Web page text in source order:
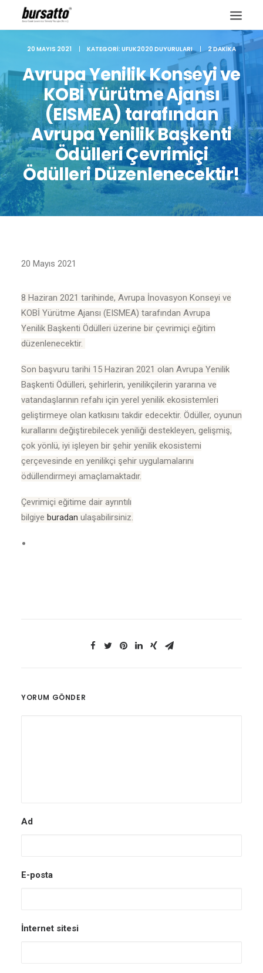
20 MAYIS 2021 | KATEGORI: UFUK2020 DUYURULARI | 2 DAKIKA
Avrupa Yenilik Konseyi ve
KOBİ Yürütme Ajansı
(EISMEA) tarafından
Avrupa Yenilik Başkenti
Ödülleri Çevrimiçi
Ödülleri Düzenlenecektir!
20 Mayıs 2021
8 Haziran 2021 tarihinde, Avrupa İnovasyon Konseyi ve
KOBİ Yürütme Ajansı (EISMEA) tarafından Avrupa
Yenilik Başkenti Ödülleri üzerine bir çevrimiçi eğitim
düzenlenecektir.
Son başvuru tarihi 15 Haziran 2021 olan Avrupa Yenilik
Başkenti Ödülleri, şehirlerin, yenilikçilerin yararına ve
vatandaşlarının refahı için yerel yenilik ekosistemleri
geliştirmeye olan katkısını takdir edecektir. Ödüller, oyunun
kurallarını değiştirebilecek yeniliği destekleyen, gelişmiş,
çok yönlü, iyi işleyen bir şehir yenilik ekosistemi
çerçevesinde en yenilikçi şehir uygulamalarını
ödüllendirmeyi amaçlamaktadır.
Çevrimiçi eğitime dair ayrıntılı
bilgiye buradan ulaşabilirsiniz.
YORUM GÖNDER
Ad
E-posta
İnternet sitesi